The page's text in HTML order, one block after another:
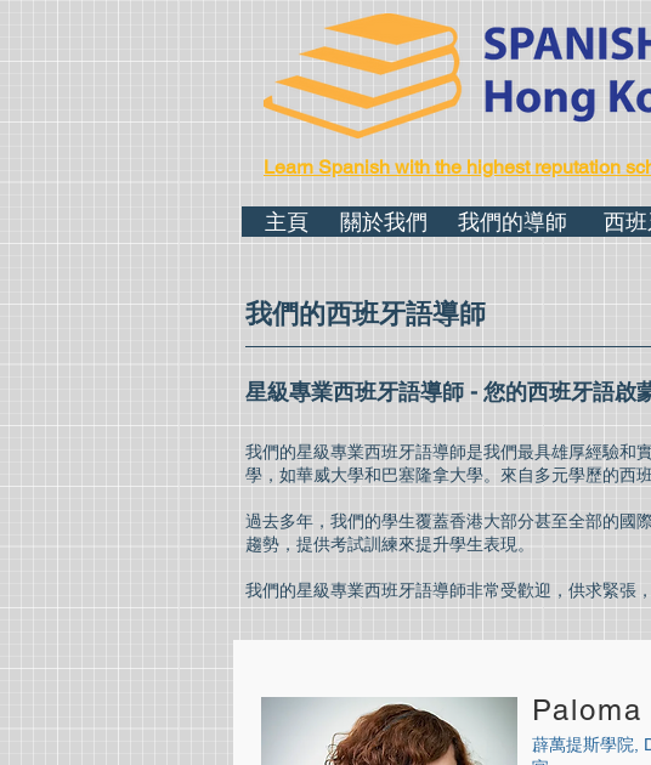
Learn Spanish with the highest reputation
關於我們
主頁 我們的導師 西
我們的西班牙語導師
星級專業西班牙語導師 - 您的西班牙語啟
我們的星級專業西班牙語導師是我們最具雄厚經驗和
學，如華威大學和巴塞隆拿大學。來自多元學歷的西
過去多年，我們的學生覆蓋香港大部分甚至全部的國
趨勢，提供考試訓練來提升學生表現。
我們的星級專業西班牙語導師非常受歡迎，供求緊張
Paloma
薜萬提斯學院,